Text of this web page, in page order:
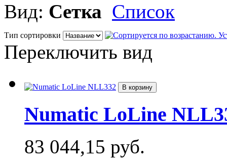
Вид: Сетка Список
Тип сортировки
Переключить вид
В корзину
Numatic LoLine
83 044,15 руб.